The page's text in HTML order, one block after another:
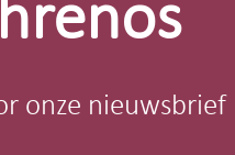
onze nieuwsbrief